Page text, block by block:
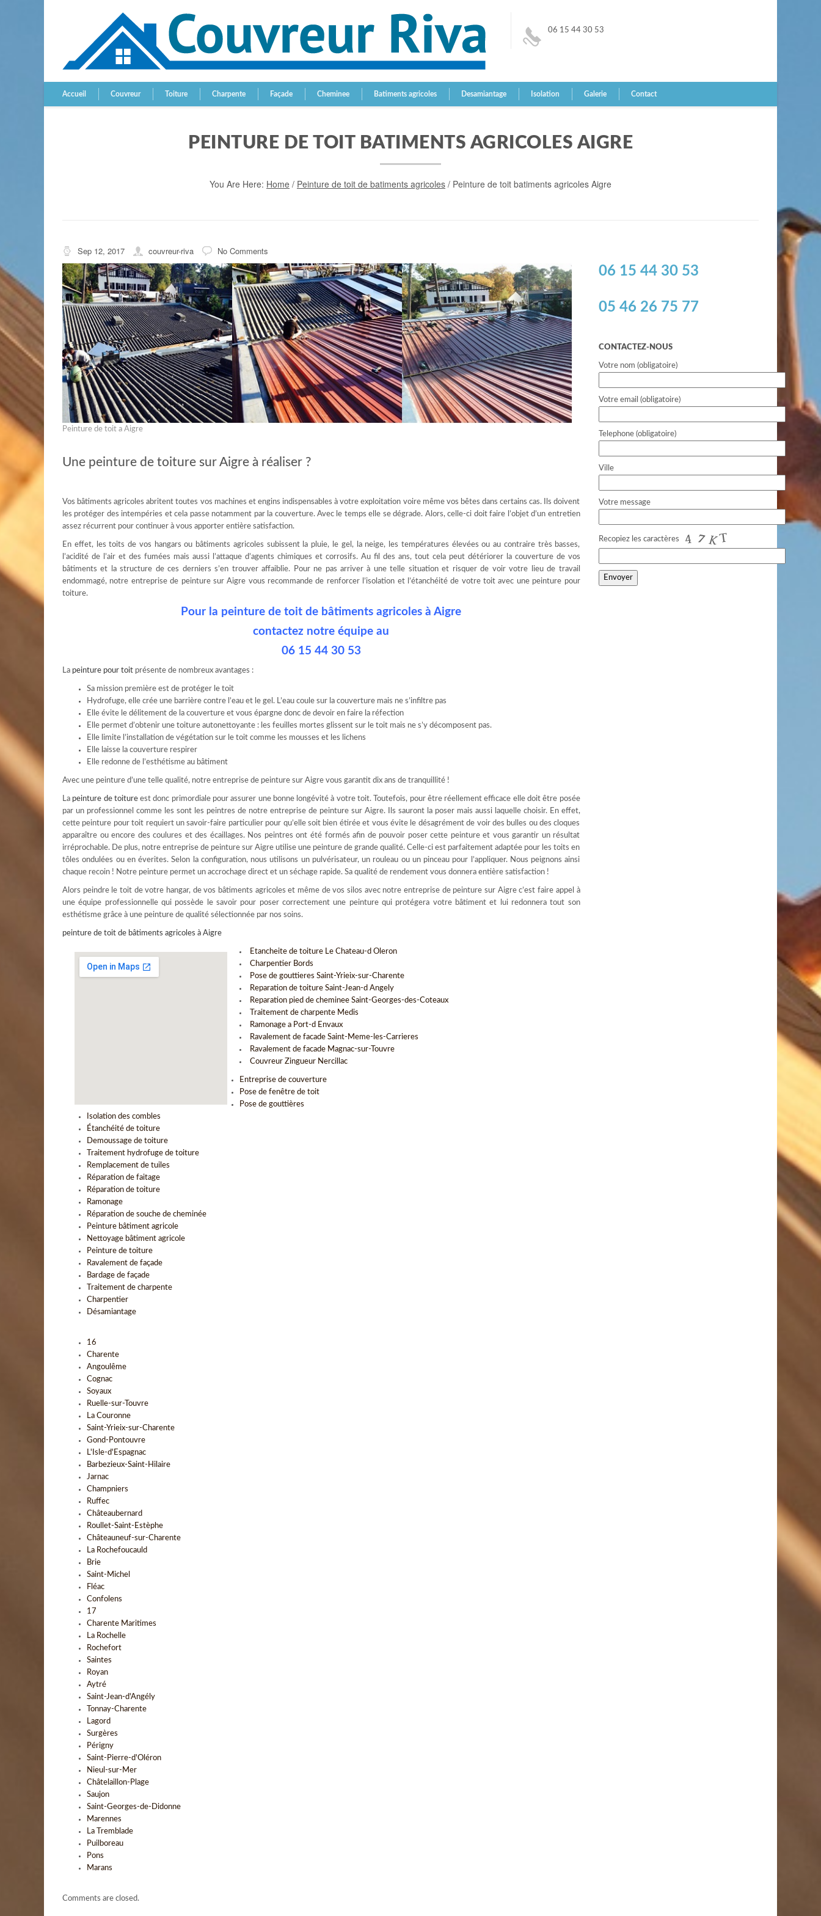
06 15 44 30 53
Accueil Couvreur Toiture Charpente Façade Cheminee Batiments agricoles Desamiantage Isolation Galerie Contact
PEINTURE DE TOIT BATIMENTS AGRICOLES AIGRE
You Are Here: Home / Peinture de toit de batiments agricoles / Peinture de toit batiments agricoles Aigre
Sep 12, 2017 couvreur-riva No Comments
Peinture de toit a Aigre
Une peinture de toiture sur Aigre à réaliser ?
Vos bâtiments agricoles abritent toutes vos machines et engins indispensables à votre exploitation voire même vos bêtes dans certains cas. Ils doivent
les protéger des intempéries et cela passe notamment par la couverture. Avec le temps elle se dégrade. Alors, celle-ci doit faire l’objet d’un entretien
assez récurrent pour continuer à vous apporter entière satisfaction.
En effet, les toits de vos hangars ou bâtiments agricoles subissent la pluie, le gel, la neige, les températures élevées ou au contraire très basses,
l’acidité de l’air et des fumées mais aussi l’attaque d’agents chimiques et corrosifs. Au fil des ans, tout cela peut détériorer la couverture de vos
bâtiments et la structure de ces derniers s’en trouver affaiblie. Pour ne pas arriver à une telle situation et risquer de voir votre lieu de travail
endommagé, notre entreprise de peinture sur Aigre vous recommande de renforcer l’isolation et l’étanchéité de votre toit avec une peinture pour
toiture.
Pour la peinture de toit de bâtiments agricoles à Aigre
contactez notre équipe au
06 15 44 30 53
La peinture pour toit présente de nombreux avantages :
Sa mission première est de protéger le toit
Hydrofuge, elle crée une barrière contre l’eau et le gel. L’eau coule sur la couverture mais ne s’infiltre pas
Elle évite le délitement de la couverture et vous épargne donc de devoir en faire la réfection
Elle permet d’obtenir une toiture autonettoyante : les feuilles mortes glissent sur le toit mais ne s’y décomposent pas.
Elle limite l’installation de végétation sur le toit comme les mousses et les lichens
Elle laisse la couverture respirer
Elle redonne de l’esthétisme au bâtiment
Avec une peinture d’une telle qualité, notre entreprise de peinture sur Aigre vous garantit dix ans de tranquillité !
La peinture de toiture est donc primordiale pour assurer une bonne longévité à votre toit. Toutefois, pour être réellement efficace elle doit être posée
par un professionnel comme les sont les peintres de notre entreprise de peinture sur Aigre. Ils sauront la poser mais aussi laquelle choisir. En effet,
cette peinture pour toit requiert un savoir-faire particulier pour qu’elle soit bien étirée et vous évite le désagrément de voir des bulles ou des cloques
apparaître ou encore des coulures et des écaillages. Nos peintres ont été formés afin de pouvoir poser cette peinture et vous garantir un résultat
irréprochable. De plus, notre entreprise de peinture sur Aigre utilise une peinture de grande qualité. Celle-ci est parfaitement adaptée pour les toits en
tôles ondulées ou en éverites. Selon la configuration, nous utilisons un pulvérisateur, un rouleau ou un pinceau pour l’appliquer. Nous peignons ainsi
chaque recoin ! Notre peinture permet un accrochage direct et un séchage rapide. Sa qualité de rendement vous donnera entière satisfaction !
Alors peindre le toit de votre hangar, de vos bâtiments agricoles et même de vos silos avec notre entreprise de peinture sur Aigre c’est faire appel à
une équipe professionnelle qui possède le savoir pour poser correctement une peinture qui protégera votre bâtiment et lui redonnera tout son
esthétisme grâce à une peinture de qualité sélectionnée par nos soins.
peinture de toit de bâtiments agricoles à Aigre
Etancheite de toiture Le Chateau-d Oleron
Charpentier Bords
Pose de gouttieres Saint-Yrieix-sur-Charente
Reparation de toiture Saint-Jean-d Angely
Reparation pied de cheminee Saint-Georges-des-Coteaux
Traitement de charpente Medis
Ramonage a Port-d Envaux
Ravalement de facade Saint-Meme-les-Carrieres
Ravalement de facade Magnac-sur-Touvre
Couvreur Zingueur Nercillac
Entreprise de couverture
Pose de fenêtre de toit
Pose de gouttières
Isolation des combles
Étanchéité de toiture
Demoussage de toiture
Traitement hydrofuge de toiture
Remplacement de tuiles
Réparation de faitage
Réparation de toiture
Ramonage
Réparation de souche de cheminée
Peinture bâtiment agricole
Nettoyage bâtiment agricole
Peinture de toiture
Ravalement de façade
Bardage de façade
Traitement de charpente
Charpentier
Désamiantage
16
Charente
Angoulême
Cognac
Soyaux
Ruelle-sur-Touvre
La Couronne
Saint-Yrieix-sur-Charente
Gond-Pontouvre
L'Isle-d'Espagnac
Barbezieux-Saint-Hilaire
Jarnac
Champniers
Ruffec
Châteaubernard
Roullet-Saint-Estèphe
Châteauneuf-sur-Charente
La Rochefoucauld
Brie
Saint-Michel
Fléac
Confolens
17
Charente Maritimes
La Rochelle
Rochefort
Saintes
Royan
Aytré
Saint-Jean-d'Angély
Tonnay-Charente
Lagord
Surgères
Périgny
Saint-Pierre-d'Oléron
Nieul-sur-Mer
Châtelaillon-Plage
Saujon
Saint-Georges-de-Didonne
Marennes
La Tremblade
Puilboreau
Pons
Marans
Comments are closed.
06 15 44 30 53
05 46 26 75 77
CONTACTEZ-NOUS
Votre nom (obligatoire)
Votre email (obligatoire)
Telephone (obligatoire)
Ville
Votre message
Recopiez les caractères